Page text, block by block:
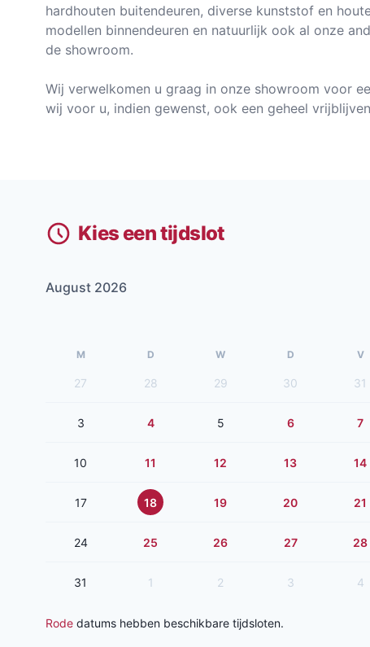
hardhouten buitendeuren, diverse kunststof en
modellen binnendeuren en natuurlijk ook al onze
de showroom.
Wij verwelkomen u graag in onze showroom voor
wij voor u, indien gewenst, ook een geheel
Kies een tijdslot
August 2026
M D W D V
27 28 29 30 31
3 4 5 6 7
10 11 12 13 14
17 18 19 20 21
24 25 26 27 28
31 1 2 3 4
Rode datums hebben beschikbare tijdsloten.